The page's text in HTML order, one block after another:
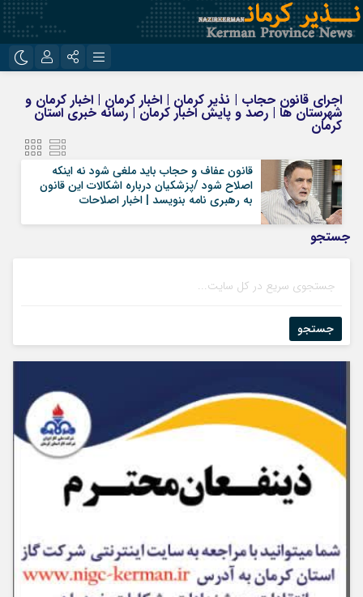
روبیکا
ایتا
مرا به خاطر بسپار
اجرای قانون حجاب | نذیر کرمان | اخبار کرمان | اخبار کرمان و
شهرستان ها | رصد و پایش اخبار کرمان | رسانه خبری استان
کرمان
قانون عفاف و حجاب باید ملغی شود نه اینکه
اصلاح شود /پزشکیان درباره اشکالات این قانون
به رهبری نامه بنویسد | اخبار اصلاحات
جستجو
جستجو